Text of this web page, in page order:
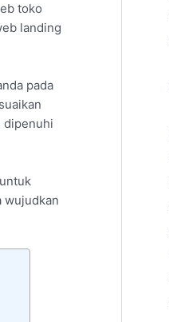
toko
landing
pada
dipenuhi
wujudkan